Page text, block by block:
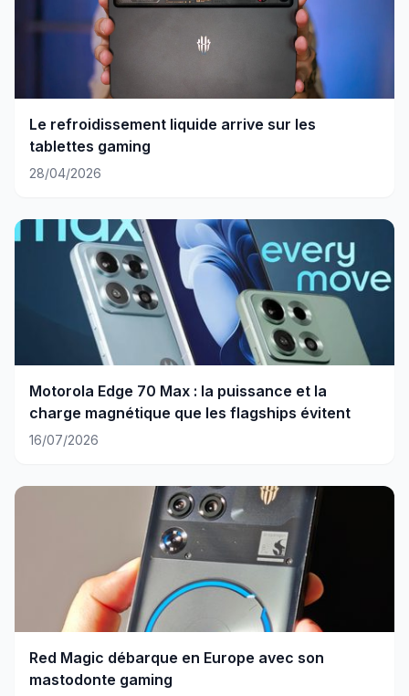
Le refroidissement liquide arrive sur les
tablettes gaming
28/04/2026
Motorola Edge 70 Max : la puissance et la
charge magnétique que les flagships évitent
16/07/2026
Red Magic débarque en Europe avec son
mastodonte gaming